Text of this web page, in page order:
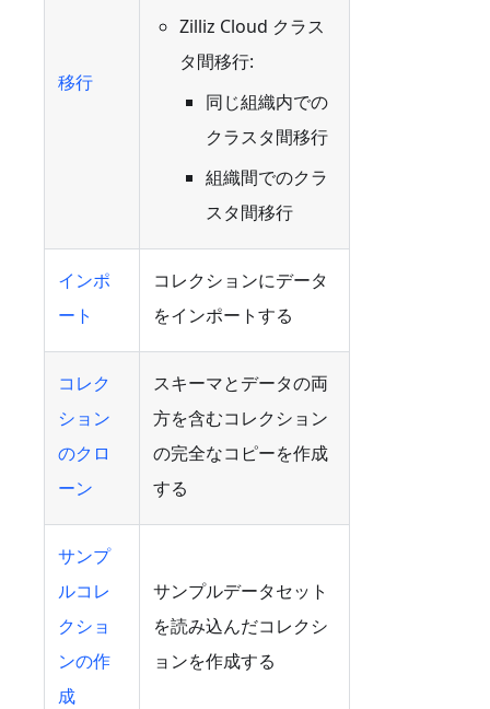
移行
Zilliz Cloud クラス
タ間移行:
同じ組織内での
クラスタ間移行
組織間でのクラ
スタ間移行
インポ
ート
コレクションにデータ
をインポートする
コレク
ション
のクロ
ーン
スキーマとデータの両
方を含むコレクション
の完全なコピーを作成
する
サンプ
ルコレ
クショ
ンの作
成
サンプルデータセット
を読み込んだコレクシ
ョンを作成する